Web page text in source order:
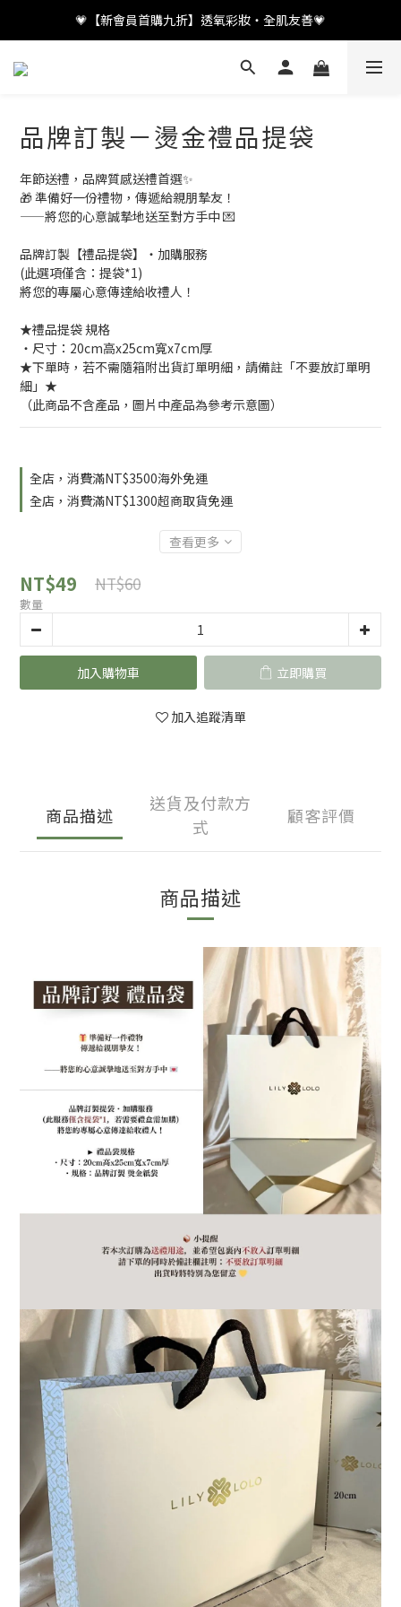
💗【新會員首購九折】透氧彩妝・全肌友善💗
加入LINE好友👤領取百元優惠
💗【新會員首購九折】透氧彩妝・全肌友善💗
品牌訂製－燙金禮品提袋
年節送禮，品牌質感送禮首選✨
🎁 準備好一份禮物，傳遞給親朋摯友！
——將您的心意誠摯地送至對方手中 💌
品牌訂製【禮品提袋】・加購服務
(此選項僅含：提袋*1)
將您的專屬心意傳達給收禮人！
★禮品提袋 規格
・尺寸：20cm高x25cm寬x7cm厚
★下單時，若不需隨箱附出貨訂單明細，請備註「不要放訂單明
細」★
（此商品不含產品，圖片中產品為參考示意圖）
全店，消費滿NT$3500海外免運
全店，消費滿NT$1300超商取貨免運
查看更多
NT$49 NT$60
數量
加入購物車 立即購買
加入追蹤清單
商品描述
送貨及付款方
式
顧客評價
商品描述